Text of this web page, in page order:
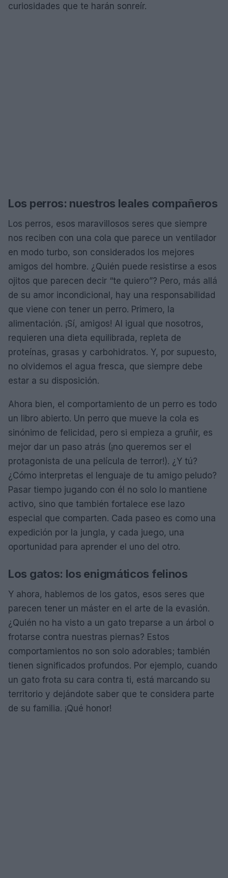
curiosidades que te harán sonreír.
Los perros: nuestros leales compañeros
Los perros, esos maravillosos seres que siempre
nos reciben con una cola que parece un ventilador
en modo turbo, son considerados los mejores
amigos del hombre. ¿Quién puede resistirse a esos
ojitos que parecen decir “te quiero”? Pero, más allá
de su amor incondicional, hay una responsabilidad
que viene con tener un perro. Primero, la
alimentación. ¡Sí, amigos! Al igual que nosotros,
requieren una dieta equilibrada, repleta de
proteínas, grasas y carbohidratos. Y, por supuesto,
no olvidemos el agua fresca, que siempre debe
estar a su disposición.
Ahora bien, el comportamiento de un perro es todo
un libro abierto. Un perro que mueve la cola es
sinónimo de felicidad, pero si empieza a gruñir, es
mejor dar un paso atrás (¡no queremos ser el
protagonista de una película de terror!). ¿Y tú?
¿Cómo interpretas el lenguaje de tu amigo peludo?
Pasar tiempo jugando con él no solo lo mantiene
activo, sino que también fortalece ese lazo
especial que comparten. Cada paseo es como una
expedición por la jungla, y cada juego, una
oportunidad para aprender el uno del otro.
Los gatos: los enigmáticos felinos
Y ahora, hablemos de los gatos, esos seres que
parecen tener un máster en el arte de la evasión.
¿Quién no ha visto a un gato treparse a un árbol o
frotarse contra nuestras piernas? Estos
comportamientos no son solo adorables; también
tienen significados profundos. Por ejemplo, cuando
un gato frota su cara contra ti, está marcando su
territorio y dejándote saber que te considera parte
de su familia. ¡Qué honor!